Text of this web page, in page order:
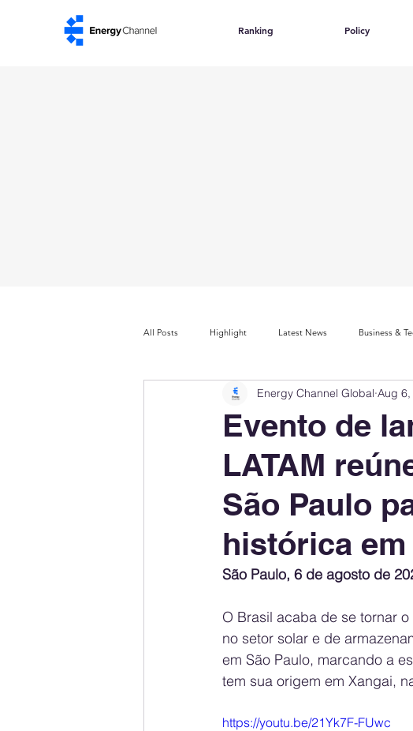
Ranking Policy
All Posts Highlight Latest News Business &
Company Rankings Market Leaders
Energy Storage Ranking United States Policy
Companies
Evento de
LATAM
São Paulo
histórica em
Energy Channel Global Aug 6,
São Paulo, 6 de agosto de
O Brasil acaba de se tornar
no setor solar e de
em São Paulo, marcando a
tem sua origem em Xangai,
https://youtu.be/21Yk7F-FUwc